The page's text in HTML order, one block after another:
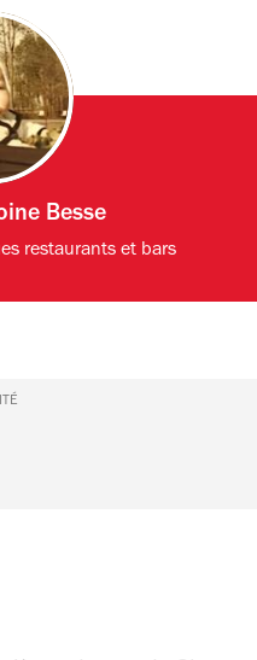
Besse
restaurants et bars